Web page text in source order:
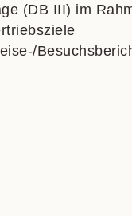
(DB III) im